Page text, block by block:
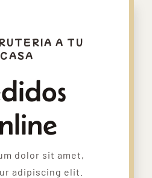
A TU
CASA
dolor sit amet,
adipiscing elit.